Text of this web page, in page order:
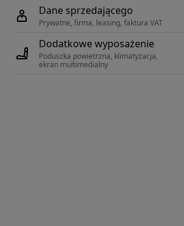
Dane sprzedającego
Prywatne, firma, leasing, faktura VAT
Dodatkowe wyposażenie
Poduszka powietrzna, klimatyzacja,
ekran multimedialny